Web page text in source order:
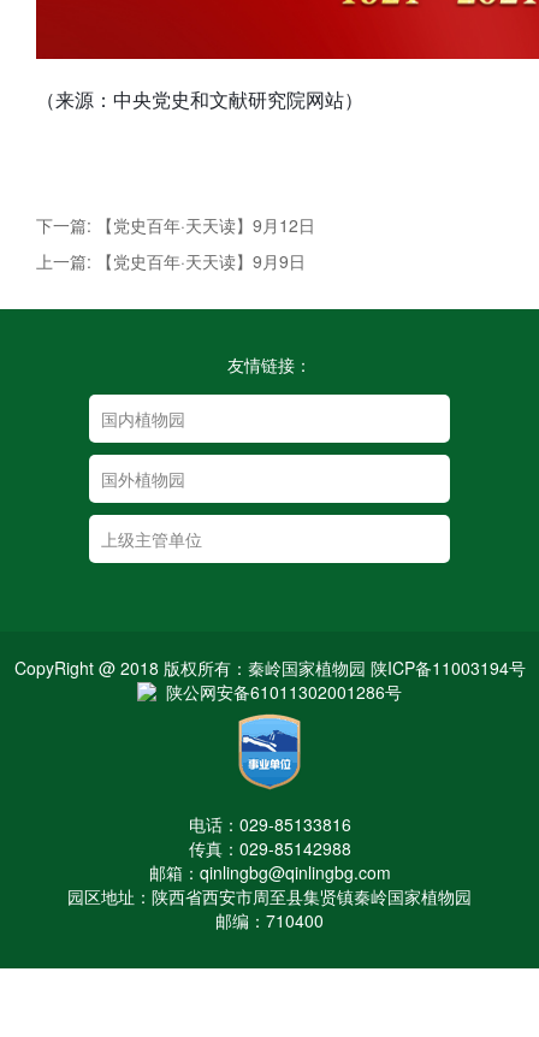
（来源：中央党史和文献研究院网站）
下一篇: 【党史百年·天天读】9月12日
上一篇: 【党史百年·天天读】9月9日
友情链接：
CopyRight @ 2018 版权所有：秦岭国家植物园 陕ICP备11003194号
陕公网安备61011302001286号
电话：029-85133816
传真：029-85142988
邮箱：qinlingbg@qinlingbg.com
园区地址：陕西省西安市周至县集贤镇秦岭国家植物园
邮编：710400